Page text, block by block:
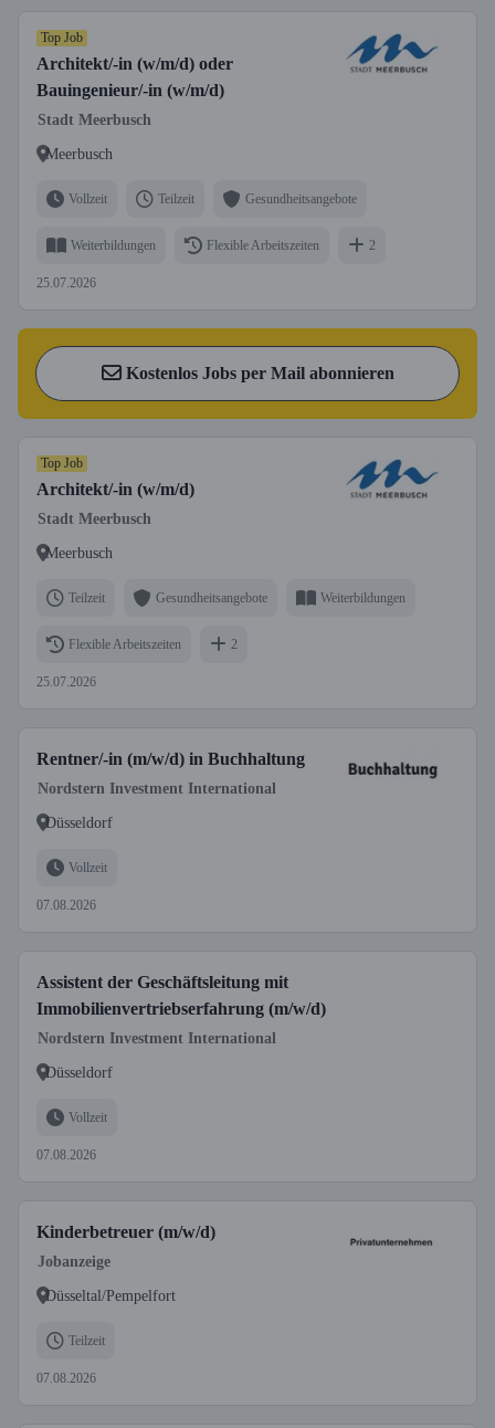
Top Job
Architekt/-in (w/m/d) oder
Bauingenieur/-in (w/m/d)
Stadt Meerbusch
Meerbusch
Vollzeit Teilzeit Gesundheitsangebote
Weiterbildungen Flexible Arbeitszeiten 2
25.07.2026
Kostenlos Jobs per Mail abonnieren
Top Job
Architekt/-in (w/m/d)
Stadt Meerbusch
Meerbusch
Teilzeit Gesundheitsangebote Weiterbildungen
Flexible Arbeitszeiten 2
25.07.2026
Rentner/-in (m/w/d) in Buchhaltung
Nordstern Investment International
Düsseldorf
Vollzeit
07.08.2026
Assistent der Geschäftsleitung mit
Immobilienvertriebserfahrung (m/w/d)
Nordstern Investment International
Düsseldorf
Vollzeit
07.08.2026
Kinderbetreuer (m/w/d)
Jobanzeige
Düsseltal/Pempelfort
Teilzeit
07.08.2026